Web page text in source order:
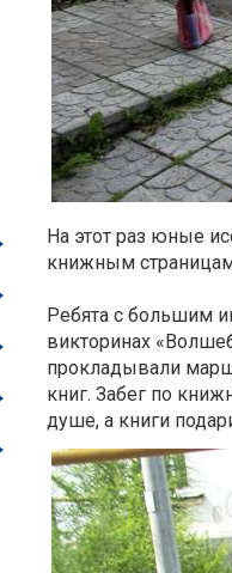
На этот раз юные
книжным
Ребята с большим
викторинах
прокладывали
книг. Забег по
душе, а книги